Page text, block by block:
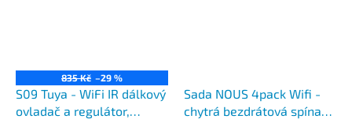
835 Kč –29 %
S09 Tuya - WiFi IR dálkový
ovladač a regulátor,
Sada NOUS 4pack Wifi -
chytrá bezdrátová spínací